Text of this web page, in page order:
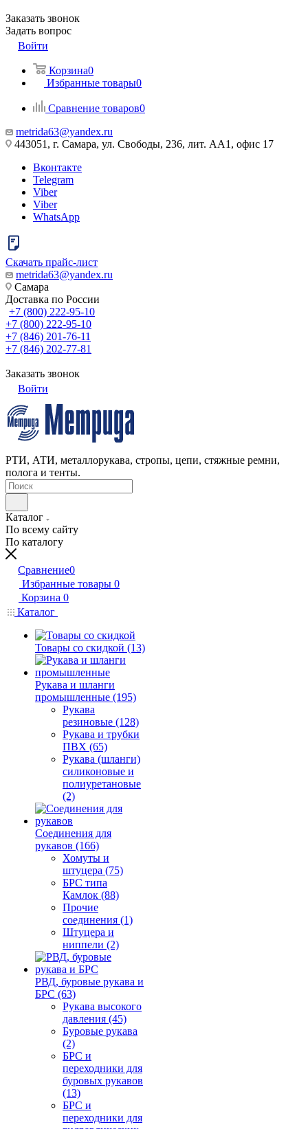
Заказать звонок
Задать вопрос
Войти
Корзина0
Избранные товары0
Сравнение товаров0
metrida63@yandex.ru
443051, г. Самара, ул. Свободы, 236, лит. АА1, офис 17
Вконтакте
Telegram
Viber
Viber
WhatsApp
Скачать прайс-лист
metrida63@yandex.ru
Самара
Доставка по России
+7 (800) 222-95-10
+7 (800) 222-95-10
+7 (846) 201-76-11
+7 (846) 202-77-81
Заказать звонок
Войти
РТИ, АТИ, металлорукава, стропы, цепи, стяжные ремни,
полога и тенты.
Каталог
По всему сайту
По каталогу
Сравнение0
Избранные товары 0
Корзина 0
Каталог
Товары со скидкой (13)
Рукава и шланги
промышленные (195)
Рукава
резиновые (128)
Рукава и трубки
ПВХ (65)
Рукава (шланги)
силиконовые и
полиуретановые
(2)
Соединения для
рукавов (166)
Хомуты и
штуцера (75)
БРС типа
Камлок (88)
Прочие
соединения (1)
Штуцера и
ниппели (2)
РВД, буровые рукава и
БРС (63)
Рукава высокого
давления (45)
Буровые рукава
(2)
БРС и
переходники для
буровых рукавов
(13)
БРС и
переходники для